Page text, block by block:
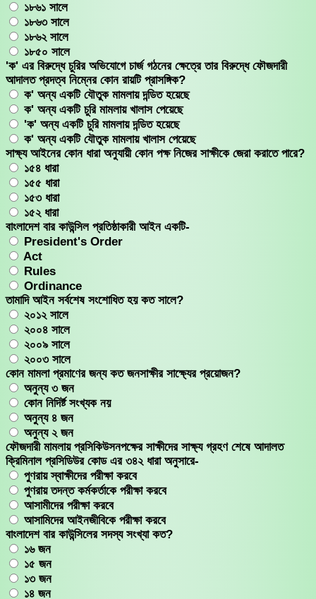
১৮৬১ সালে
১৮৬৩ সালে
১৮৬২ সালে
১৮৫০ সালে
'ক' এর বিরুদ্ধে চুরির অভিযোগে চার্জ গঠনের ক্ষেত্রে তার বিরুদ্ধে ফৌজদারী
আদালত প্রদত্ব নিম্নের কোন রায়টি প্রাসঙ্গিক?
ক' অন্য একটি যৌতুক মামলায় দন্ডিত হয়েছে
ক' অন্য একটি চুরি মামলায় খালাস পেয়েছে
'ক' অন্য একটি চুরি মামলায় দন্ডিত হয়েছে
ক' অন্য একটি যৌতুক মামলায় খালাস পেয়েছে
সাক্ষ্য আইনের কোন ধারা অনুযায়ী কোন পক্ষ নিজের সাক্ষীকে জেরা করাতে পারে?
১৫৪ ধারা
১৫৫ ধারা
১৫৩ ধারা
১৫২ ধারা
বাংলাদেশ বার কাউন্সিল প্রতিষ্ঠাকারী আইন একটি-
President's Order
Act
Rules
Ordinance
তামাদি আইন সর্বশেষ সংশোধিত হয় কত সালে?
২০১২ সালে
২০০৪ সালে
২০০৯ সালে
২০০৩ সালে
কোন মামলা প্রমাণের জন্য কত জনসাক্ষীর সাক্ষ্যের প্রয়োজন?
অনুন্য ৩ জন
কোন নিদির্ষ্ট সংখ্যক নয়
অনুন্য ৪ জন
অনুন্য ২ জন
ফৌজদারী মামলায় প্রসিকিউসনপক্ষের সাক্ষীদের সাক্ষ্য গ্রহণ শেষে আদালত
ক্রিমিনাল প্রসিডিউর কোড এর ৩৪২ ধারা অনুসারে-
পুণরায় স্বাক্ষীদের পরীক্ষা করবে
পুণরায় তদন্ত কর্মকর্তাকে পরীক্ষা করবে
আসামীদের পরীক্ষা করবে
আসামিদের আইনজীবিকে পরীক্ষা করবে
বাংলাদেশ বার কাউন্সিলের সদস্য সংখ্যা কত?
১৬ জন
১৫ জন
১৩ জন
১৪ জন